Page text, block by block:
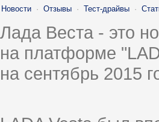
Новости · Отзывы · Тест-драйвы ·
Лада Веста - это
на платформе
на сентябрь 2015